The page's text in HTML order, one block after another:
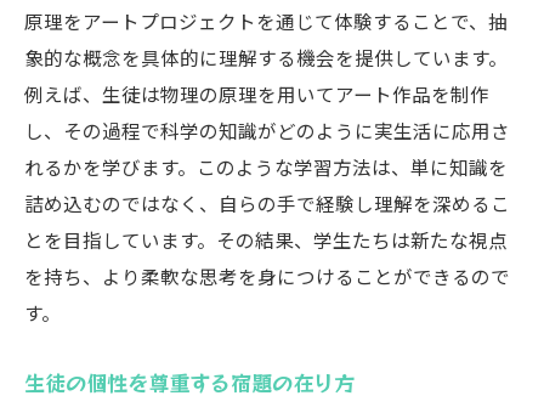
原理をアートプロジェクトを通じて体験することで、抽
象的な概念を具体的に理解する機会を提供しています。
例えば、生徒は物理の原理を用いてアート作品を制作
し、その過程で科学の知識がどのように実生活に応用さ
れるかを学びます。このような学習方法は、単に知識を
詰め込むのではなく、自らの手で経験し理解を深めるこ
とを目指しています。その結果、学生たちは新たな視点
を持ち、より柔軟な思考を身につけることができるので
す。
生徒の個性を尊重する宿題の在り方